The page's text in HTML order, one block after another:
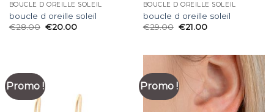
BOUCLE D OREILLE SOLEIL
boucle d oreille soleil
€28.00 €20.00
BOUCLE D OREILLE SOLEIL
boucle d oreille soleil
€29.00 €21.00
Promo ! Promo !